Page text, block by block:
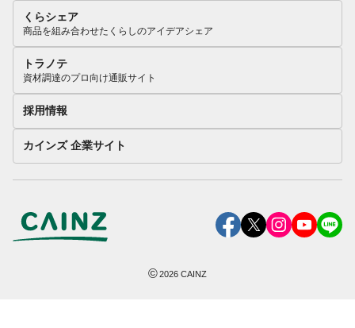
くらシェア
商品を組み合わせたくらしのアイデアシェア
トラノテ
資材調達のプロ向け通販サイト
採用情報
カインズ 企業サイト
©2026 CAINZ